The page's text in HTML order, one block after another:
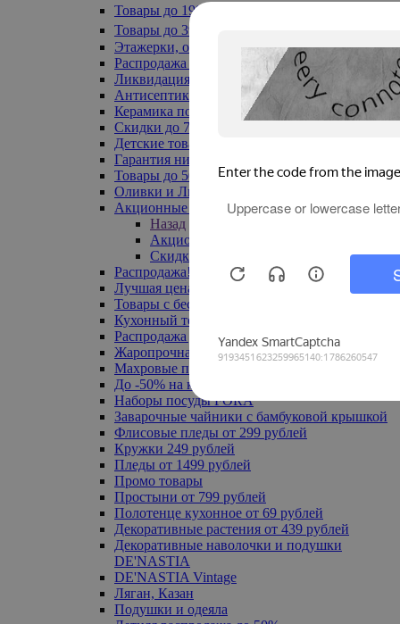
Товары до 199₽
Товары до 399₽
Этажерки, обувницы
Распродажа текстиля до -50%
Ликвидация до -70%
Антисептики
Керамика по 129 руб
Скидки до 70%
Детские товары
Гарантия низкой цены
Товары до 500 руб
Оливки и Лимоны
Акционные товары
Назад
Акционные товары
Скидка 20% по промокоду
Распродажа! Ульяновск до -70%
Лучшая цена
Товары с бесплатной доставкой
Кухонный текстиль
Распродажа до -50%
Жаропрочная посуда
Махровые полотенца
До -50% на ковры
Наборы посуды FORA
Заварочные чайники с бамбуковой крышкой
Флисовые пледы от 299 рублей
Кружки 249 рублей
Пледы от 1499 рублей
Промо товары
Простыни от 799 рублей
Полотенце кухонное от 69 рублей
Декоративные растения от 439 рублей
Декоративные наволочки и подушки
DE'NASTIA
DE'NASTIA Vintage
Ляган, Казан
Подушки и одеяла